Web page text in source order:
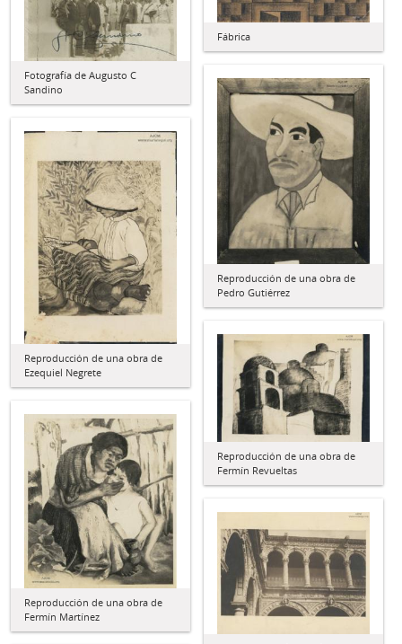
Fábrica
Fotografía de Augusto C
Sandino
Reproducción de una obra de
Pedro Gutiérrez
Reproducción de una obra de
Ezequiel Negrete
Reproducción de una obra de
Fermín Revueltas
Reproducción de una obra de
Fermín Martínez